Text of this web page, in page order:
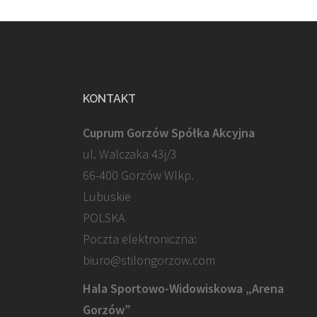
KONTAKT
Cuprum Gorzów Spółka Akcyjna
ul. Walczaka 43j/3
66-400 Gorzów Wlkp.
Lubuskie
POLSKA
Poczta elektroniczna:
biuro@stilongorzow.com
Hala Sportowo-Widowiskowa „Arena
Gorzów”